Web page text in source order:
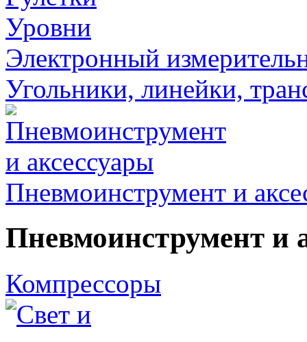
Уровни
Электронный
Угольники, линейки,
Пневмоинструмент и
Пневмоинструмент и
Компрессоры